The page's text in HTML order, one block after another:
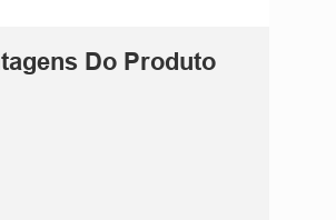
Do Produto